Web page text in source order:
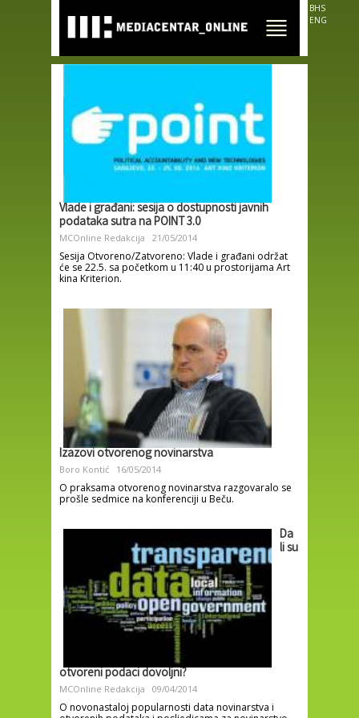
main
content
BHS
ENG
Vlade i građani: sesija o dostupnosti javnih
podataka sutra na POINT 3.0
MCOnline Redakcija 21/05/2014
Sesija Otvoreno/Zatvoreno: Vlade i građani održat
će se 22.5. sa početkom u 11:40 u prostorijama Art
kina Kriterion.
Izazovi otvorenog novinarstva
Boro Kontić 16/05/2014
O praksama otvorenog novinarstva razgovaralo se
prošle sedmice na konferenciji u Beču.
Da
li su
otvoreni podaci dovoljni?
MCOnline Redakcija 09/04/2014
O novonastaloj popularnosti data novinarstva i